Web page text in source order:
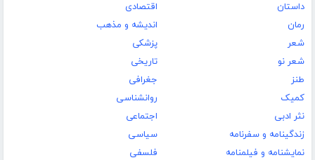
داستان
رمان
شعر
شعر نو
طنز
کمیک
نثر ادبی
زندگینامه و سفرنامه
نمایشنامه و فیلمنامه
اقتصادی
اندیشه و مذهب
پزشکی
تاریخی
جغرافی
روانشناسی
اجتماعی
سیاسی
فلسفی